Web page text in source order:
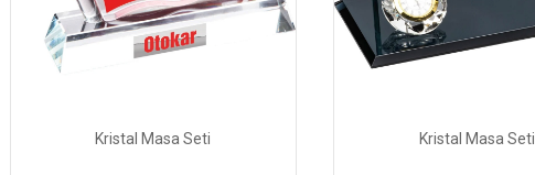
Kristal Masa Seti Kristal Masa Seti